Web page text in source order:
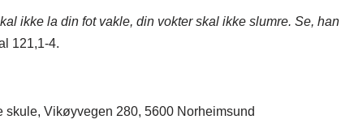
ikke la din fot vakle, din vokter skal ikke slumre. Se, han
121,1-4.
Vikøyvegen 280, 5600 Norheimsund